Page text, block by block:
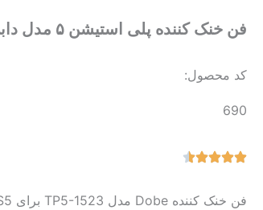
فن خنک کننده پلی استیشن ۵ مدل دابی
کد محصول:
690
فن خنک کننده Dobe مدل TP5-1523 برای PS5 مناسب برای انواع PS5 ها چه Standard و چه Digital می باشد.